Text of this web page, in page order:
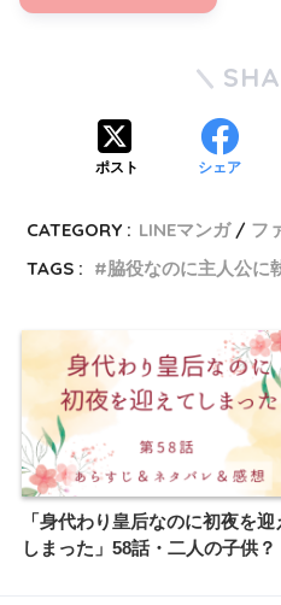
ポスト シェア
CATEGORY : LINEマンガ フ
TAGS :
脇役なのに主人公に
「身代わり皇后なのに初夜を迎
しまった」58話・二人の子供？